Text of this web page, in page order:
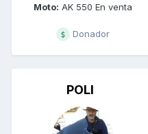
Moto: AK 550 En venta
Donador
POLI